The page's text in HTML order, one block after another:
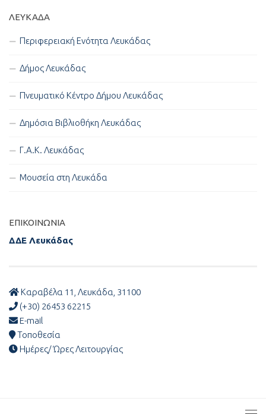
ΛΕΥΚΑΔΑ
Περιφερειακή Ενότητα Λευκάδας
Δήμος Λευκάδας
Πνευματικό Κέντρο Δήμου Λευκάδας
Δημόσια Βιβλιοθήκη Λευκάδας
Γ.Α.Κ. Λευκάδας
Μουσεία στη Λευκάδα
ΕΠΙΚΟΙΝΩΝΊΑ
ΔΔΕ Λευκάδας
Καραβέλα 11, Λευκάδα, 31100
(+30) 26453 62215
E-mail
Τοποθεσία
Ημέρες/ Ώρες Λειτουργίας